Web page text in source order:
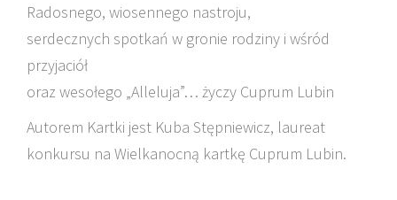
Radosnego, wiosennego nastroju,
serdecznych spotkań w gronie rodziny i wśród
przyjaciół
oraz wesołego „Alleluja”… życzy Cuprum Lubin
Autorem Kartki jest Kuba Stępniewicz, laureat
konkursu na Wielkanocną kartkę Cuprum Lubin.